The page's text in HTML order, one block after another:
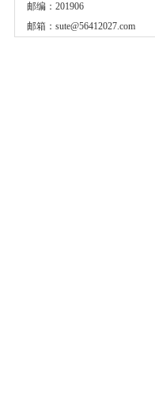
邮编：201906
邮箱： sute@56412027.com